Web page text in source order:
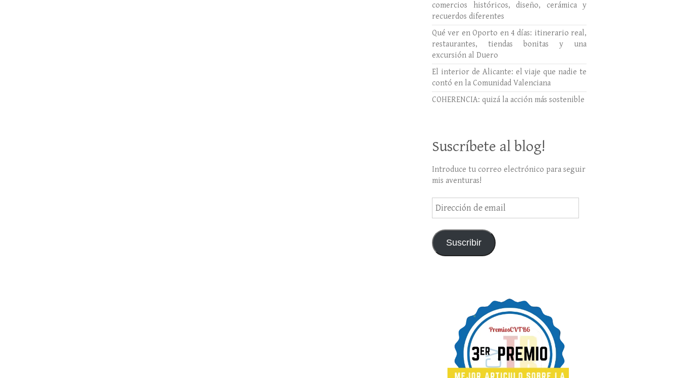
comercios históricos, diseño, cerámica y
recuerdos diferentes
Qué ver en Oporto en 4 días: itinerario real,
restaurantes, tiendas bonitas y una
excursión al Duero
El interior de Alicante: el viaje que nadie te
contó en la Comunidad Valenciana
COHERENCIA: quizá la acción más sostenible
Suscríbete al blog!
Introduce tu correo electrónico para seguir
mis aventuras!
Dirección
de
Suscribir